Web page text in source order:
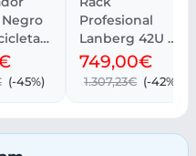
(-45%)
Profesional
Lanberg 42U -
800 kg,
Ventilación y
Cristal
749,00€
1.307,23€ (-42%)